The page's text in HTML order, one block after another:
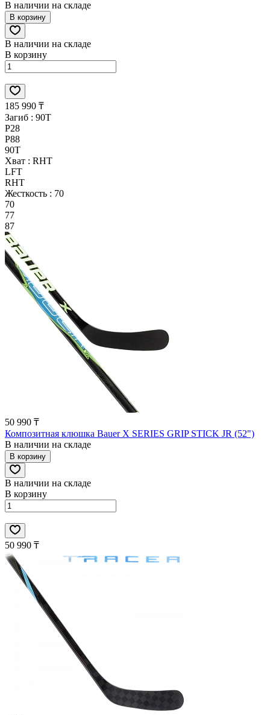
В наличии на складе
В корзину
В наличии на складе
В корзину
185 990 ₸
Загиб : 90T
P28
P88
90T
Хват : RHT
LFT
RHT
Жесткость : 70
70
77
87
50 990 ₸
Композитная клюшка Bauer X SERIES GRIP STICK JR (52")
В наличии на складе
В корзину
В наличии на складе
В корзину
50 990 ₸